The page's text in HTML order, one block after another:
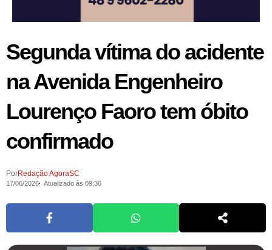
Segunda vítima do acidente
na Avenida Engenheiro
Lourenço Faoro tem óbito
confirmado
PorRedação AgoraSC
17/06/2026 Atualizado às 09:36